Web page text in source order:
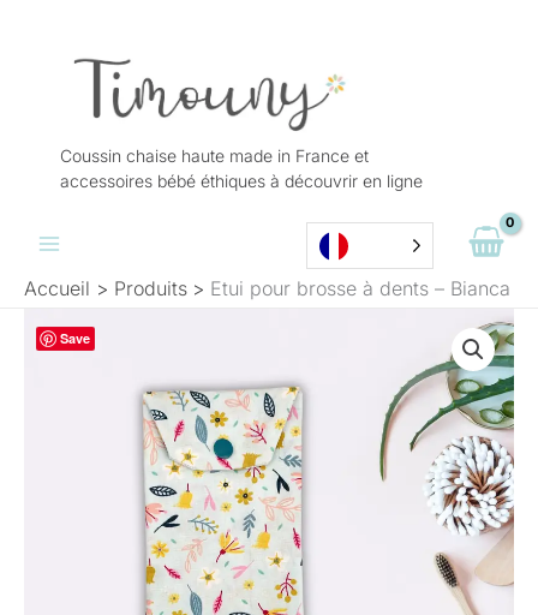
Coussin chaise haute made in France et
accessoires bébé éthiques à découvrir en ligne
Accueil Produits Etui pour brosse à dents – Bianca
Save
quantité
de